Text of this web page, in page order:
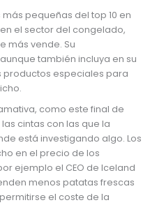
pequeñas del top 10 en
el sector del congelado,
más vende. Su
también incluya en su
productos especiales para
como este final de
cintas con las que la
está investigando algo. Los
en el precio de los
ejemplo el CEO de Iceland
menos patatas frescas
el coste de la